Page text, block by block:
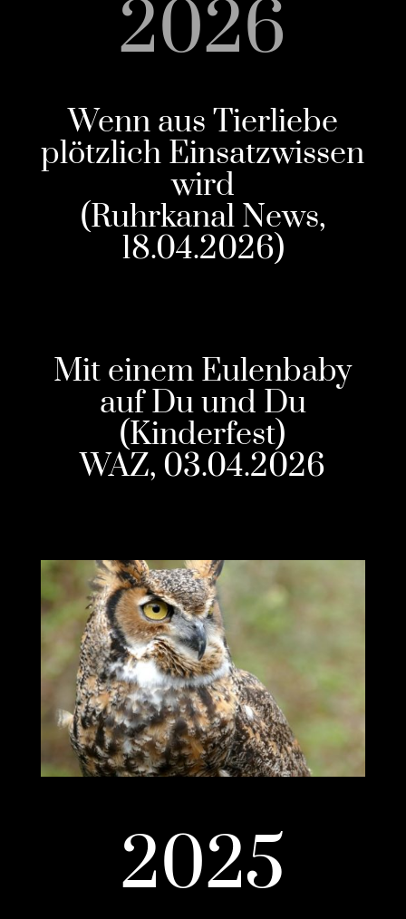
2026
Wenn aus Tierliebe
plötzlich Einsatzwissen
wird
(Ruhrkanal News,
18.04.2026)
Mit einem Eulenbaby
auf Du und Du
(Kinderfest)
WAZ, 03.04.2026
2025